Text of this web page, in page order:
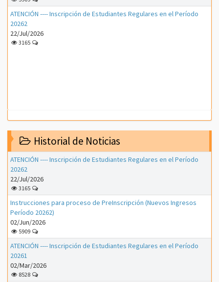
ATENCIÓN ---- Inscripción de Estudiantes Regulares en el Período
20262
22/Jul/2026
3165
Historial de Noticias
ATENCIÓN ---- Inscripción de Estudiantes Regulares en el Período
20262
22/Jul/2026
3165
Instrucciones para proceso de PreInscripción (Nuevos Ingresos
Período 20262)
02/Jun/2026
5909
ATENCIÓN ---- Inscripción de Estudiantes Regulares en el Período
20261
02/Mar/2026
8528